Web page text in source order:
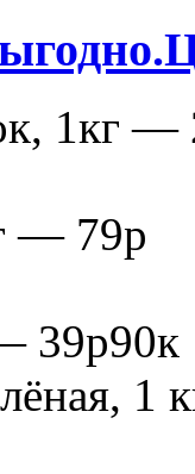
1кг —
— 79р
39р90к
1